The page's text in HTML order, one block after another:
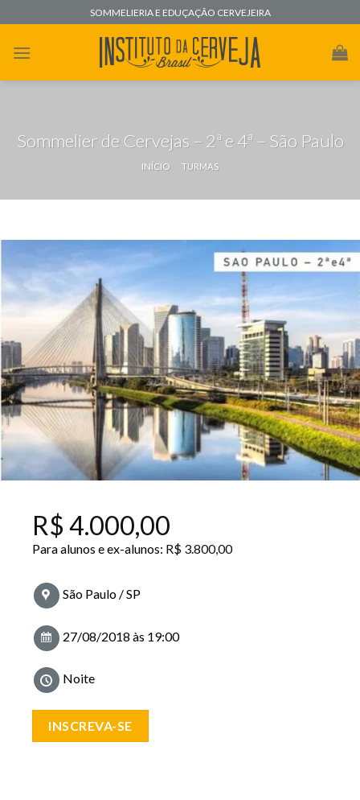
to
content
SOMMELIERIA E EDUÇAÇÃO CERVEJEIRA
Sommelier de Cervejas – 2ª e 4ª – São Paulo
INÍCIO TURMAS
R$ 4.000,00
Para alunos e ex-alunos: R$ 3.800,00
São Paulo / SP
27/08/2018 às 19:00
Noite
INSCREVA-SE